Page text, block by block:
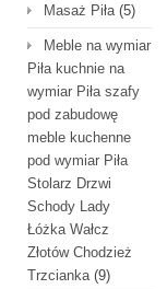
Masaż Piła(5)
Meble na wymiar
Piła kuchnie na
wymiar Piła szafy
pod zabudowę
meble kuchenne
pod wymiar Piła
Stolarz Drzwi
Schody Lady
Łóżka Wałcz
Złotów Chodzież
Trzcianka(9)